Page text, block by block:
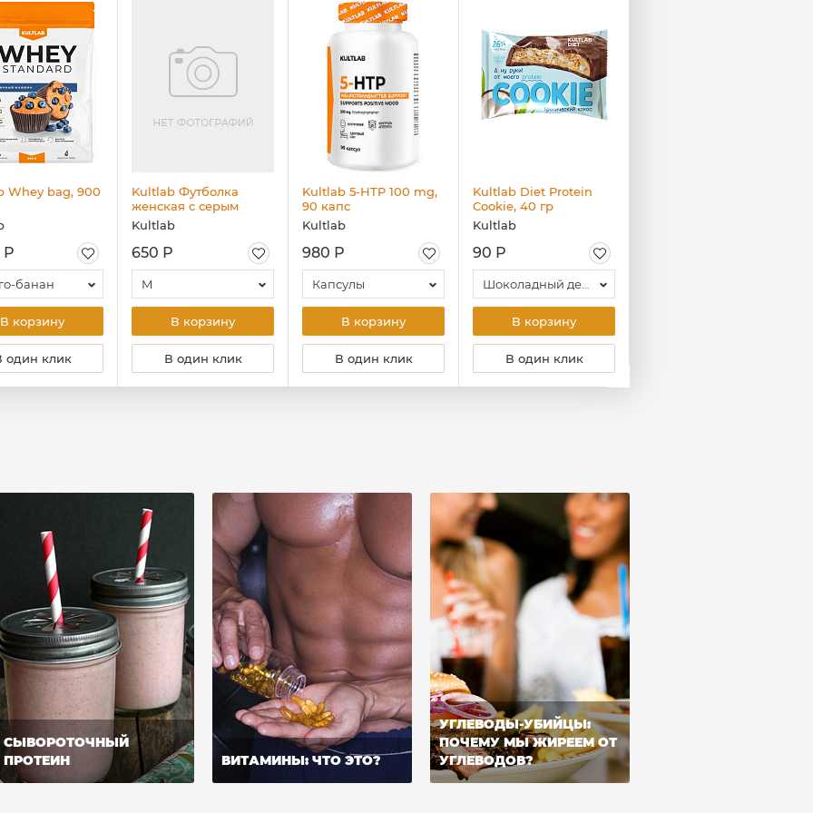
Whey bag, 900
Р
банан
В корзину
один клик
Kultlab Футболка
женская с серым
логотипом, розовая
Kultlab
650 Р
M
В корзину
В один клик
Kultlab 5-HTP 100 mg,
90 капс
Kultlab
980 Р
Капсулы
В корзину
В один клик
Kultlab Diet Protein
Cookie, 40 гр
Kultlab
90 Р
В корзину
В один клик
СЫВОРОТОЧНЫЙ
ПРОТЕИН
ВИТАМИНЫ: ЧТО ЭТО?
УГЛЕВОДЫ-УБИЙЦЫ:
ПОЧЕМУ МЫ ЖИРЕЕМ ОТ
УГЛЕВОДОВ?